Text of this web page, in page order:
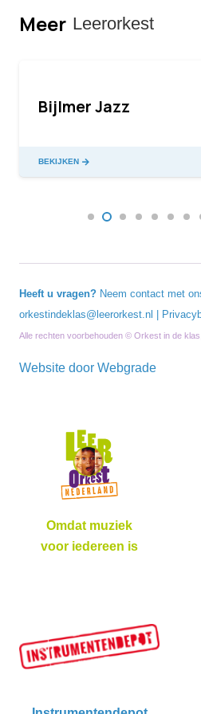
Meer Leerorkest
Bijlmer Jazz
BEKIJKEN
Omdat muziek
voor iedereen is
Heeft u vragen? Neem contact met
orkestindeklas@leerorkest.nl
Alle rechten voorbehouden © Orkest in de
Website door Webgrade